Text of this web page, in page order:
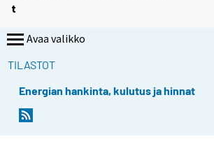
t
Avaa valikko
TILASTOT
Energian hankinta, kulutus ja hinnat